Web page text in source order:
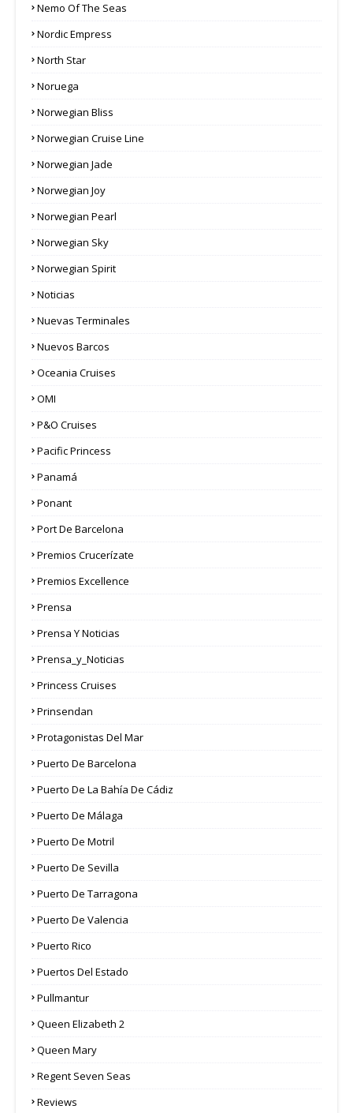
Nemo Of The Seas
Nordic Empress
North Star
Noruega
Norwegian Bliss
Norwegian Cruise Line
Norwegian Jade
Norwegian Joy
Norwegian Pearl
Norwegian Sky
Norwegian Spirit
Noticias
Nuevas Terminales
Nuevos Barcos
Oceania Cruises
OMI
P&O Cruises
Pacific Princess
Panamá
Ponant
Port De Barcelona
Premios Crucerízate
Premios Excellence
Prensa
Prensa Y Noticias
Prensa_y_Noticias
Princess Cruises
Prinsendan
Protagonistas Del Mar
Puerto De Barcelona
Puerto De La Bahía De Cádiz
Puerto De Málaga
Puerto De Motril
Puerto De Sevilla
Puerto De Tarragona
Puerto De Valencia
Puerto Rico
Puertos Del Estado
Pullmantur
Queen Elizabeth 2
Queen Mary
Regent Seven Seas
Reviews